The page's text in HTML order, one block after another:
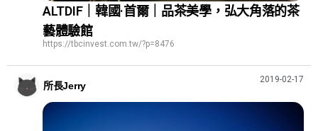
ALTDIF｜韓國·首爾｜品茶美學，弘大角落的茶
藝體驗館
https://tbcinvest.com.tw/?p=8476
所長Jerry
2019-02-17